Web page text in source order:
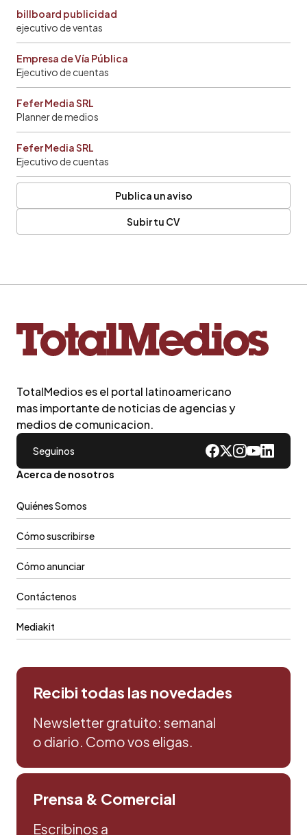
billboard publicidad
ejecutivo de ventas
Empresa de Vía Pública
Ejecutivo de cuentas
Fefer Media SRL
Planner de medios
Fefer Media SRL
Ejecutivo de cuentas
Publica un aviso
Subir tu CV
TotalMedios es el portal latinoamericano
mas importante de noticias de agencias y
medios de comunicacion.
Seguinos
Acerca de nosotros
Quiénes Somos
Cómo suscribirse
Cómo anunciar
Contáctenos
Mediakit
Recibi todas las novedades
Newsletter gratuito: semanal
o diario. Como vos eligas.
Prensa & Comercial
Escribinos a